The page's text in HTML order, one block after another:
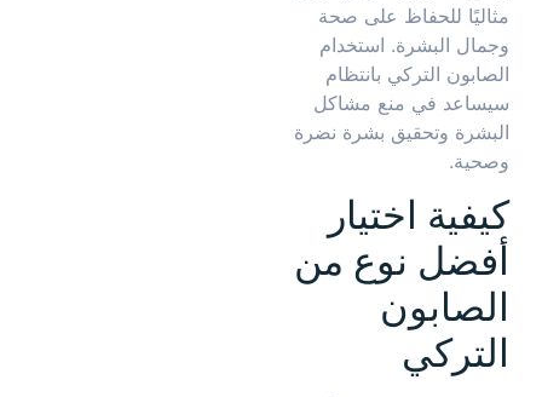
مثاليًا للحفاظ على صحة
وجمال البشرة. استخدام
الصابون التركي بانتظام
سيساعد في منع مشاكل
البشرة وتحقيق بشرة نضرة
وصحية.
كيفية اختيار
أفضل نوع من
الصابون
التركي